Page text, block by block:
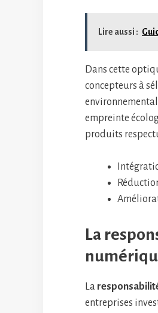
Lire aussi :
Dans cette
concepteurs à
empreinte
produits
La
La
entreprises